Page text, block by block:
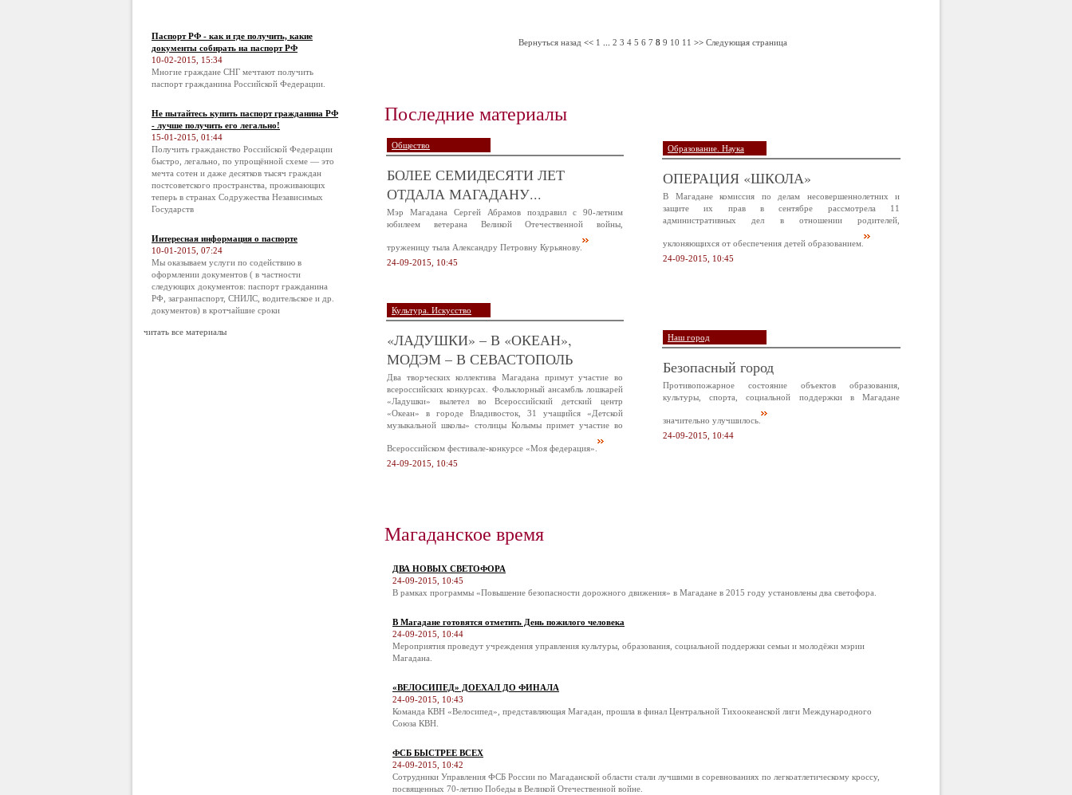
Паспорт РФ - как и где получить, какие
документы собирать на паспорт РФ
10-02-2015, 15:34
Многие граждане СНГ мечтают получить
паспорт гражданина Российской Федерации.
Не пытайтесь купить паспорт гражданина РФ
- лучше получить его легально!
15-01-2015, 01:44
Получить гражданство Российской Федерации
быстро, легально, по упрощённой схеме — это
мечта сотен и даже десятков тысяч граждан
постсоветского пространства, проживающих
теперь в странах Содружества Независимых
Государств
Интересная информация о паспорте
10-01-2015, 07:24
Мы оказываем услуги по содействию в
оформлении документов ( в частности
следующих документов: паспорт гражданина
РФ, загранпаспорт, СНИЛС, водительское и др.
документов) в кротчайшие сроки
читать все материалы
Вернуться назад << 1 2 3 4 5 6 7 8 9 10 11 >> Следующая страница
Последние материалы
Общество
БОЛЕЕ СЕМИДЕСЯТИ ЛЕТ
ОТДАЛА МАГАДАНУ...
Мэр Магадана Сергей Абрамов поздравил с 90-летним
юбилеем ветерана Великой Отечественной войны,
труженицу тыла Александру Петровну Курьянову.
24-09-2015, 10:45
Образование. Наука
ОПЕРАЦИЯ «ШКОЛА»
В Магадане комиссия по делам несовершеннолетних и
защите их прав в сентябре рассмотрела 11
административных дел в отношении родителей,
уклоняющихся от обеспечения детей образованием.
24-09-2015, 10:45
Культура. Искусство
«ЛАДУШКИ» – В «ОКЕАН»,
МОДЭМ – В СЕВАСТОПОЛЬ
Два творческих коллектива Магадана примут участие во
всероссийских конкурсах. Фольклорный ансамбль лошкарей
«Ладушки» вылетел во Всероссийский детский центр
«Океан» в городе Владивосток, 31 учащийся «Детской
музыкальной школы» столицы Колымы примет участие во
Всероссийском фестивале-конкурсе «Моя федерация».
24-09-2015, 10:45
Наш город
Безопасный город
Противопожарное состояние объектов образования,
культуры, спорта, социальной поддержки в Магадане
значительно улучшилось.
24-09-2015, 10:44
Магаданское время
ДВА НОВЫХ СВЕТОФОРА
24-09-2015, 10:45
В рамках программы «Повышение безопасности дорожного движения» в Магадане в 2015 году установлены два светофора.
В Магадане готовятся отметить День пожилого человека
24-09-2015, 10:44
Мероприятия проведут учреждения управления культуры, образования, социальной поддержки семьи и молодёжи мэрии
Магадана.
«ВЕЛОСИПЕД» ДОЕХАЛ ДО ФИНАЛА
24-09-2015, 10:43
Команда КВН «Велосипед», представляющая Магадан, прошла в финал Центральной Тихоокеанской лиги Международного
Союза КВН.
ФСБ БЫСТРЕЕ ВСЕХ
24-09-2015, 10:42
Сотрудники Управления ФСБ России по Магаданской области стали лучшими в соревнованиях по легкоатлетическому кроссу,
посвященных 70-летию Победы в Великой Отечественной войне.